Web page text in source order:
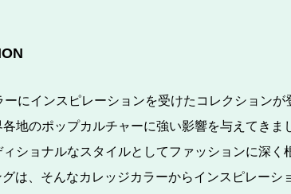
にインスピレーションを受けたコレクションが
地のポップカルチャーに強い影響を与えてきま
ショナルなスタイルとしてファッションに深く
は、そんなカレッジカラーからインスピレーシ